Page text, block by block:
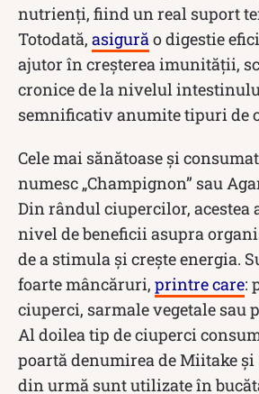
nutrienți, fiind un real suport
Totodată, asigurăo digestie
ajutor în creșterea imunității,
cronice de la nivelul
semnificativ anumite tipuri de
Cele mai sănătoase și
numesc „Champignon” sau
Din rândul ciupercilor, acestea
nivel de beneficii asupra
de a stimula și crește energia.
foarte mâncăruri, printre care:
ciuperci, sarmale vegetale sau
Al doilea tip de ciuperci
poartă denumirea de Miitake și
din urmă sunt utilizate în